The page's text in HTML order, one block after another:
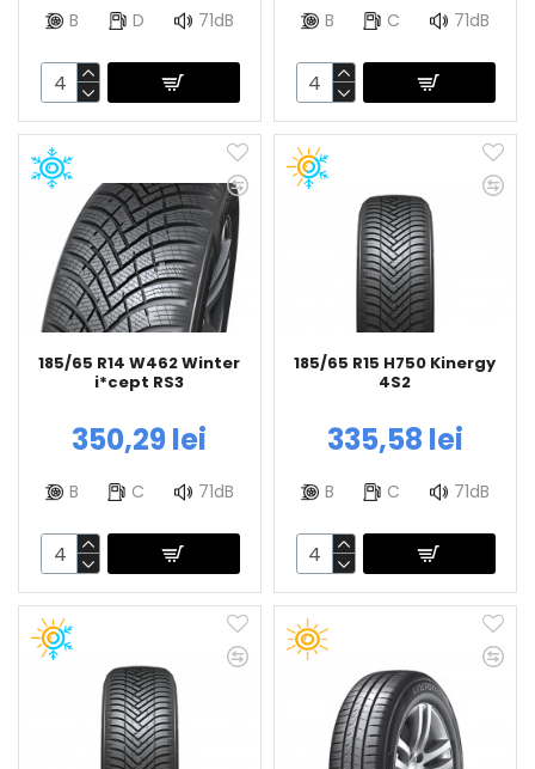
B D 71dB B C 71dB
185/65 R14 W462 Winter
i*cept RS3
350,29 lei
B C 71dB
185/65 R15 H750 Kinergy
4S2
335,58 lei
B C 71dB